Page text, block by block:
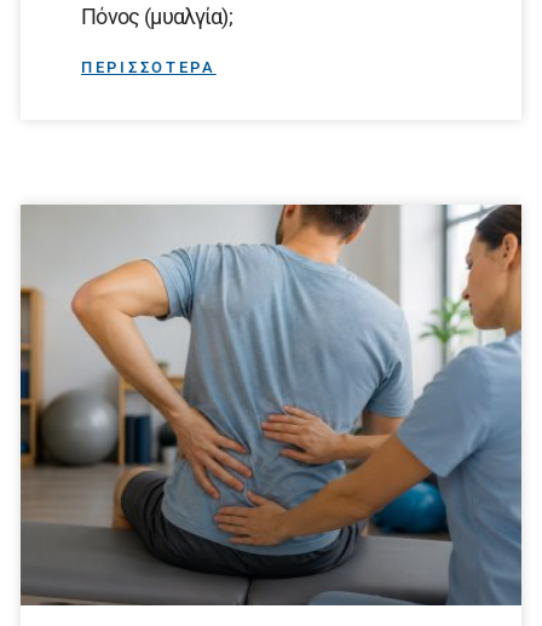
Πόνος (μυαλγία);
ΠΕΡΙΣΣΟΤΕΡΑ